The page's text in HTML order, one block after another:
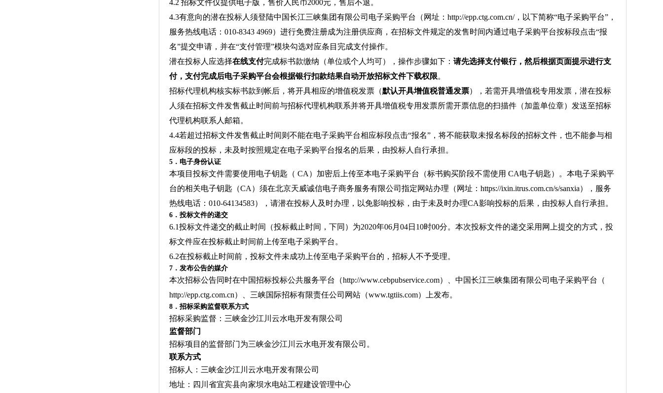
4.2 招标文件仅提供电子版，售价人民币2000元，售后不退。
4.3有意向的潜在投标人须登陆中国长江三峡集团有限公司电子采购平台（网址：http://epp.ctg.com.cn/，以下简称“电子采购平台”，
服务热线电话：010-8343 4969）进行免费注册成为注册供应商，在招标文件规定的发售时间内通过电子采购平台按标段点击“报
名”提交申请，并在“支付管理”模块勾选对应条目完成支付操作。
潜在投标人应选择在线支付完成标书款缴纳（单位或个人均可），操作步骤如下： 请先选择支付银行，然后根据页面提示进行支
付，支付完成后电子采购平台会根据银行扣款结果自动开放招标文件下载权限。
招标代理机构核实标书款到帐后，将开具相应的增值税发票（默认开具增值税普通发票），若需开具增值税专用发票，潜在投标
人须在招标文件发售截止时间前与招标代理机构联系并将开具增值税专用发票所需开票信息的扫描件（加盖单位章）发送至招标
代理机构联系人邮箱。
4.4若超过招标文件发售截止时间则不能在电子采购平台相应标段点击“报名”，将不能获取未报名标段的招标文件，也不能参与相
应标段的投标，未及时按照规定在电子采购平台报名的后果，由投标人自行承担。
5．电子身份认证
本项目投标文件需要使用电子钥匙（ CA）加密后上传至本电子采购平台（标书购买阶段不需使用 CA电子钥匙）。本电子采购平
台的相关电子钥匙（CA）须在北京天威诚信电子商务服务有限公司指定网站办理（网址：https://ixin.itrus.com.cn/s/sanxia），服务
热线电话：010-64134583），请潜在投标人及时办理，以免影响投标，由于未及时办理CA影响投标的后果，由投标人自行承担。
6．投标文件的递交
6.1投标文件递交的截止时间（投标截止时间，下同）为2020年06月04日10时00分。本次投标文件的递交采用网上提交的方式，投
标文件应在投标截止时间前上传至电子采购平台。
6.2在投标截止时间前，投标文件未成功上传至电子采购平台的，招标人不予受理。
7．发布公告的媒介
本次招标公告同时在中国招标投标公共服务平台（http://www.cebpubservice.com）、中国长江三峡集团有限公司电子采购平台（
http://epp.ctg.com.cn）、三峡国际招标有限责任公司网站（www.tgtiis.com）上发布。
8．招标采购监督联系方式
招标采购监督：三峡金沙江川云水电开发有限公司
监督部门
招标项目的监督部门为三峡金沙江川云水电开发有限公司。
联系方式
招标人：三峡金沙江川云水电开发有限公司
地址：四川省宜宾县向家坝水电站工程建设管理中心